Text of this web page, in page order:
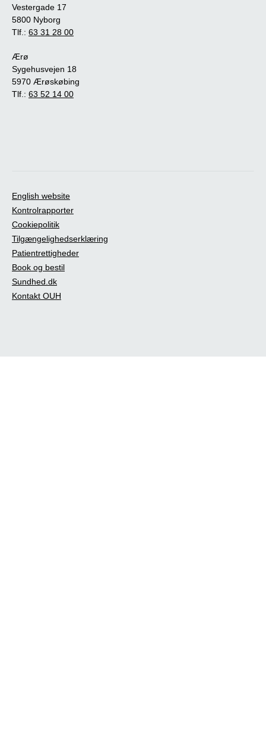
Vestergade 17
5800 Nyborg
Tlf.: 63 31 28 00
Ærø
Sygehusvejen 18
5970 Ærøskøbing
Tlf.: 63 52 14 00
English website
Kontrolrapporter
Cookiepolitik
Tilgængelighedserklæring
Patientrettigheder
Book og bestil
Sundhed.dk
Kontakt OUH